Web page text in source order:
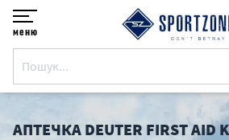
меню
АПТЕЧКА DEUTER FIRST AID